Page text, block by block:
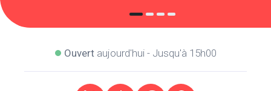
Ouvertaujourd'hui - Jusqu'à 15h00